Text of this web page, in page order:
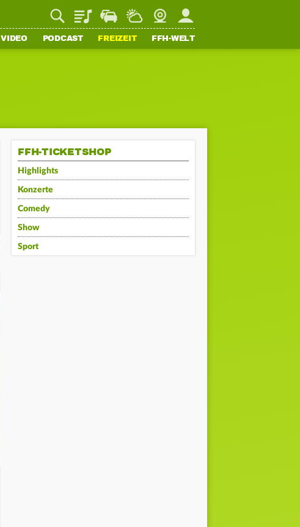
PlaylistStaupilotWetterWebcamMein FFH
VIDEO PODCAST FREIZEIT FFH-WELT
FFH-TICKETSHOP
Highlights
Konzerte
Comedy
Show
Sport